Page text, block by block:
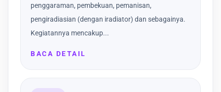
penggaraman, pembekuan, pemanisan,
pengiradiasian (dengan iradiator) dan sebagainya.
Kegiatannya mencakup...
BACA DETAIL